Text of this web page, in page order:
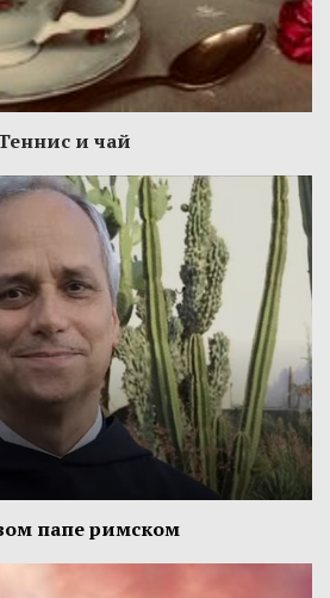
и чай
папе римском